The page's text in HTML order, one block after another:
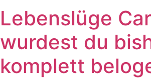
Lebenslüge
wurdest du
komplett